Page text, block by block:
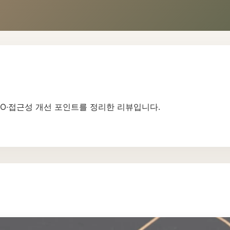
접근성 개선 포인트를 정리한 리뷰입니다.